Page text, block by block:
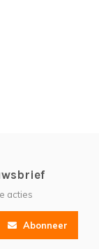
acties
Abonneer